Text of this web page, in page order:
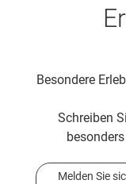
Besondere
Schreiben
Melden Sie